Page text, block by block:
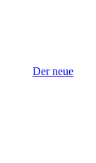
Der neue